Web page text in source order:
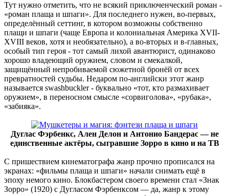
Тут нужно отметить, что не всякий приключенческий роман -
«роман плаща и шпаги». Для последнего нужен, во-первых,
определённый сеттинг, в котором возможны собственно
плащи и шпаги (чаще Европа и колониальная Америка XVII-
XVIII веков, хотя и необязательно), а во-вторых и в-главных,
особый тип героя - тот самый лихой авантюрист, одинаково
хорошо владеющий оружием, словом и смекалкой,
защищённый непробиваемой сюжетной бронёй от всех
превратностей судьбы. Недаром по-английски этот жанр
называется swashbuckler - буквально «тот, кто размахивает
оружием», в переносном смысле «сорвиголова», «рубака»,
«забияка».
Дуглас Фэрбенкс, Ален Делон и Антонио Бандерас — не
единственные актёры, сыгравшие Зорро в кино и на ТВ
С пришествием кинематографа жанр прочно прописался на
экранах: «фильмы плаща и шпаги» начали снимать ещё в
эпоху немого кино. Блокбастером своего времени стал «Знак
Зорро» (1920) с Дугласом Фэрбенксом — да, жанр к этому